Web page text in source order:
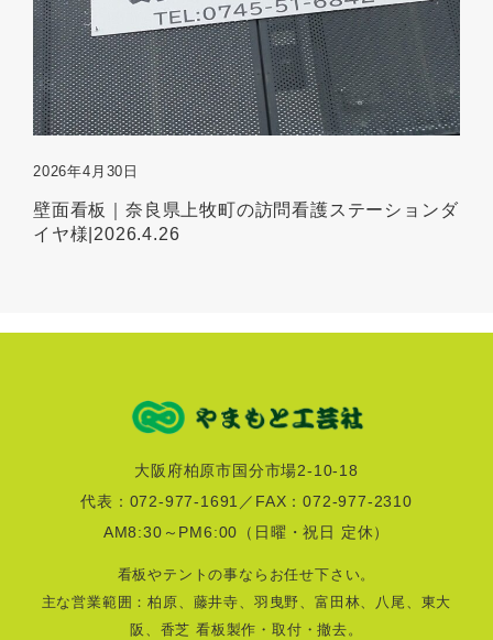
2026年4月30日
壁面看板｜奈良県上牧町の訪問看護ステーションダ
イヤ様|2026.4.26
大阪府柏原市国分市場2-10-18
代表：072-977-1691／FAX：072-977-2310
AM8:30～PM6:00 （日曜・祝日 定休）
看板やテントの事ならお任せ下さい。
主な営業範囲：柏原、藤井寺、羽曳野、富田林、八尾、東大
阪、香芝 看板製作・取付・撤去。